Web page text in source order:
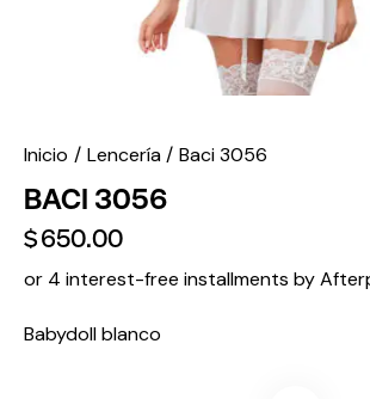
Inicio Lencería Baci 3056
BACI 3056
$650.00
or 4 interest-free installments by
Babydoll blanco